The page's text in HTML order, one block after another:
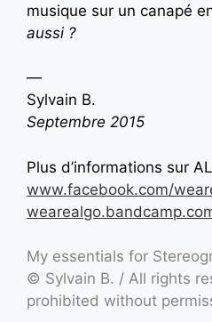
musique sur un canapé
aussi ?
—
Sylvain B.
Septembre 2015
Plus d’informations sur
www.facebook.com/
My essentials for
© Sylvain B. / All rights
prohibited without